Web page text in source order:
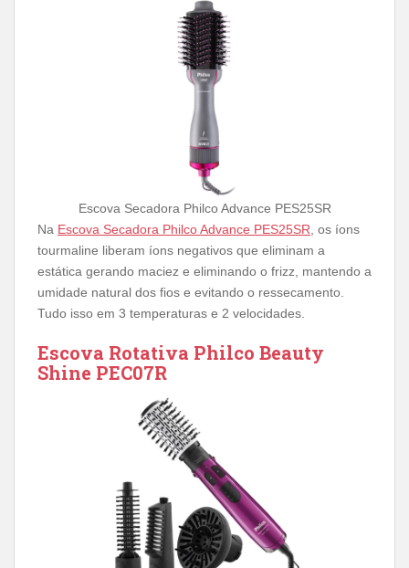
Escova Secadora Philco Advance PES25SR
Na Escova Secadora Philco Advance PES25SR os íons
tourmaline liberam íons negativos que eliminam a
estática gerando maciez e eliminando o frizz, mantendo a
umidade natural dos fios e evitando o ressecamento.
Tudo isso em 3 temperaturas e 2 velocidades.
Escova Rotativa Philco Beauty
Shine PEC07R